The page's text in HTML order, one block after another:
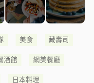
美食 藏壽司
酒館 網美餐廳
日本料理